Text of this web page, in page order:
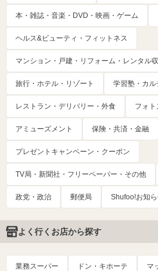
本・雑誌・音楽・DVD・映画・ゲーム
ヘルス&ビューティ・フィットネス
マンション・戸建・リフォーム・レンタル
旅行・ホテル・リゾート 学習塾・カ
レストラン・デリバリー・外食 フォ
アミューズメント 保険・共済・金融
プレゼントキャンペーン・クーポン
TV局・新聞社・フリーペーパー・その他
政党・政治 郵便局 Shufoo!お知
よく行くお店から探す
業務スーパー ドン・キホーテ マ